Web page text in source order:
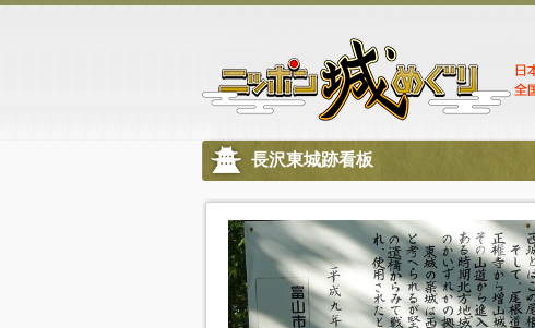
長沢東城跡看板